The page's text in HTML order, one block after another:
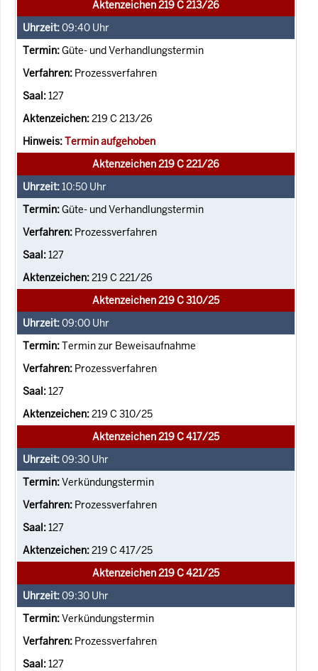
Aktenzeichen 219 C 213/26
09:40 Uhr
Güte- und Verhandlungstermin
Prozessverfahren
127
219 C 213/26
Termin aufgehoben
Aktenzeichen 219 C 221/26
10:50 Uhr
Güte- und Verhandlungstermin
Prozessverfahren
127
219 C 221/26
Aktenzeichen 219 C 310/25
09:00 Uhr
Termin zur Beweisaufnahme
Prozessverfahren
127
219 C 310/25
Aktenzeichen 219 C 417/25
09:30 Uhr
Verkündungstermin
Prozessverfahren
127
219 C 417/25
Aktenzeichen 219 C 421/25
09:30 Uhr
Verkündungstermin
Prozessverfahren
127